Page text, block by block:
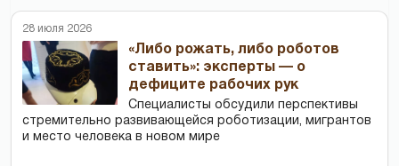
28 июля 2026
«Либо рожать, либо роботов
ставить»: эксперты — о
дефиците рабочих рук
Специалисты обсудили перспективы
стремительно развивающейся роботизации, мигрантов
и место человека в новом мире